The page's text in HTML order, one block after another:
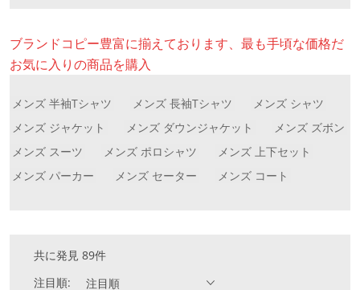
ブランドコピー豊富に揃えております、最も手頃な価格だ
お気に入りの商品を購入
メンズ 半袖Tシャツ メンズ 長袖Tシャツ
メンズ シャツ
メンズ ジャケット
メンズ ダウンジャケット
メンズ ズボン
メンズ スーツ
メンズ ポロシャツ
メンズ 上下セット
メンズ パーカー
メンズ セーター メンズ コート
共に発見 89件
注目順:
注目順